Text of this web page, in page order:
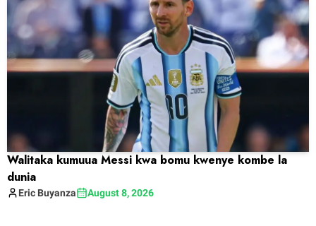
Walitaka kumuua Messi kwa bomu kwenye kombe la
dunia
Eric Buyanza August 8, 2026